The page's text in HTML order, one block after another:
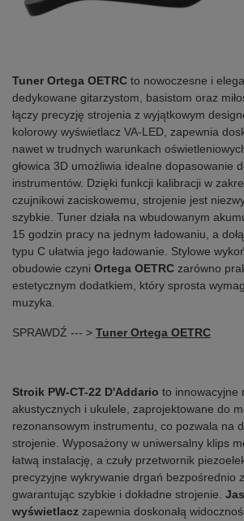
Tuner Ortega OETRC to nowoczesne i
dedykowane gitarzystom, basistom oraz
łączy precyzję strojenia z wyjątkowym
kolorowy wyświetlacz VA-LED, zapewnia
nawet w trudnych warunkach
głowica 3D umożliwia idealne dopasowanie
instrumentów. Dzięki funkcji kalibracji w
czujnikowi zaciskowemu, strojenie jest
szybkie. Tuner działa na wbudowanym
15 godzin pracy na jednym ładowaniu, a
typu C ułatwia jego ładowanie. Stylowe
obudowie czyni Ortega OETRC zarówno
estetycznym dodatkiem, który sprosta
muzyka.
SPRAWDŹ --- > Tuner Ortega OETRC
Stroik PW-CT-22 D'Addario to innowacyjne
akustycznych i ukulele, zaprojektowane do
rezonansowym instrumentu, co pozwala na
strojenie. Wyposażony w uniwersalny klips
łatwą instalację, a czuły przetwornik
precyzyjne wykrywanie drgań bezpośrednio
gwarantując szybkie i dokładne strojenie.
wyświetlacz zapewnia doskonałą